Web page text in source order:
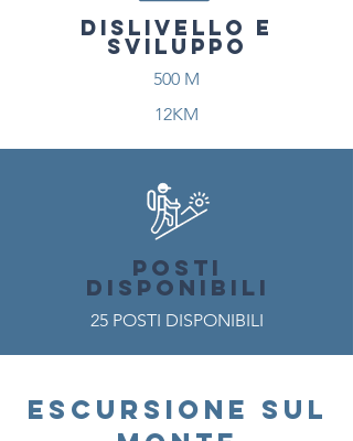
DISLIVELLO E
SVILUPPO
500 M
12KM
POSTI
DISPONIBILI
25 POSTI DISPONIBILI
ESCURSIONE SUL